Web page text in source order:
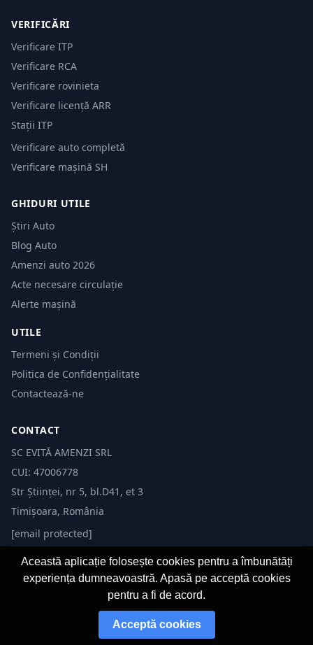
VERIFICĂRI
Verificare ITP
Verificare RCA
Verificare rovinieta
Verificare licență ARR
Stații ITP
Verificare auto completă
Verificare mașină SH
GHIDURI UTILE
Știri Auto
Blog Auto
Amenzi auto 2026
Acte necesare circulație
Alerte mașină
UTILE
Termeni și Condiții
Politica de Confidențialitate
Contactează-ne
CONTACT
SC EVITĂ AMENZI SRL
CUI: 47006778
Str Științei, nr 5, bl.D41, et 3
Timișoara, România
[email protected]
© 2026 Evită Amenzi. Toate drepturile rezervate. Dezvoltat de
Această aplicație folosește cookies pentru a îmbunătăți
experiența dumneavoastră. Apasă pe acceptă cookies
pentru a fi de acord.
Acceptă cookies